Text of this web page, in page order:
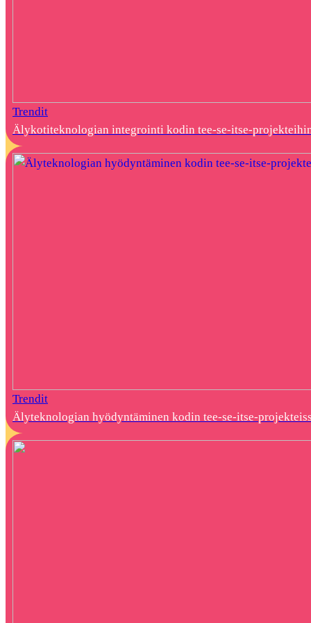
Trendit
Älykotiteknologian integrointi kodin tee-se-itse-
Trendit
Älyteknologian hyödyntäminen kodin tee-se-itse-